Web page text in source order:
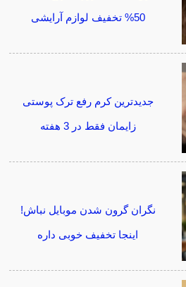
50% تخفیف لوازم آرایشی
جدیدترین کرم رفع ترک پوستی
زایمان فقط در 3 هفته
نگران گرون شدن موبایل نباش!
اینجا تخفیف خوبی داره